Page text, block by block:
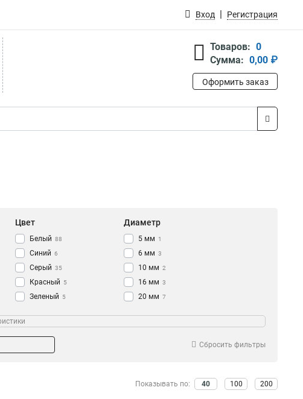
Вход Регистрация
Товаров: 0
Сумма: 0,00 ₽
Оформить заказ
Цвет
Белый 88
Синий 6
Серый 35
Красный 5
Зеленый 5
Диаметр
5 мм 1
6 мм 3
10 мм 2
16 мм 3
20 мм 7
50 мм 7
Сбросить фильтры
Показывать по: 40 100 200